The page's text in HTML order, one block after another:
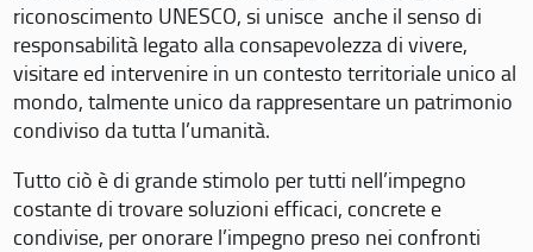
riconoscimento UNESCO, si unisce anche il senso di
responsabilità legato alla consapevolezza di vivere,
visitare ed intervenire in un contesto territoriale unico al
mondo, talmente unico da rappresentare un patrimonio
condiviso da tutta l’umanità.
Tutto ciò è di grande stimolo per tutti nell’impegno
costante di trovare soluzioni efficaci, concrete e
condivise, per onorare l’impegno preso nei confronti